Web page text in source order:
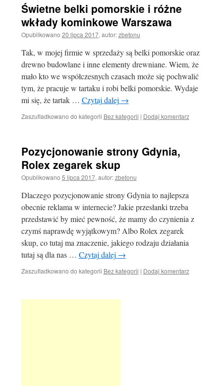
Świetne belki pomorskie i różne
wkłady kominkowe Warszawa
Opublikowano 20 lipca 2017, autor: zbetonu
Tak, w mojej firmie w sprzedaży są belki pomorskie oraz
drewno budowlane i inne elementy drewniane. Wiem, że
mało kto we współczesnych czasach może się pochwalić
tym, że pracuje w tartaku i robi belki pomorskie. Wydaje
mi się, że tartak … Czytaj dalej →
Zaszufladkowano do kategorii Bez kategorii | Dodaj komentarz
Pozycjonowanie strony Gdynia,
Rolex zegarek skup
Opublikowano 5 lipca 2017, autor: zbetonu
Dlaczego pozycjonowanie strony Gdynia to najlepsza
obecnie reklama w internecie? Jakie przesłanki trzeba
przedstawić by mieć pewność, że mamy do czynienia z
czymś naprawdę wyjątkowym? Albo Rolex zegarek
skup, co tutaj ma znaczenie, jakiego rodzaju działania
tutaj są dla nas … Czytaj dalej →
Zaszufladkowano do kategorii Bez kategorii | Dodaj komentarz